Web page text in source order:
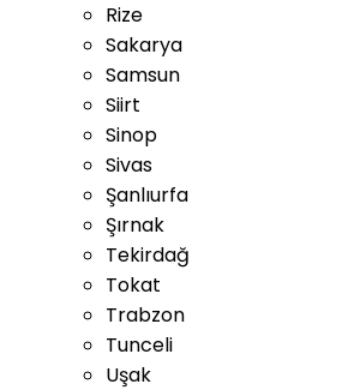
Rize
Sakarya
Samsun
Siirt
Sinop
Sivas
Şanlıurfa
Şırnak
Tekirdağ
Tokat
Trabzon
Tunceli
Uşak